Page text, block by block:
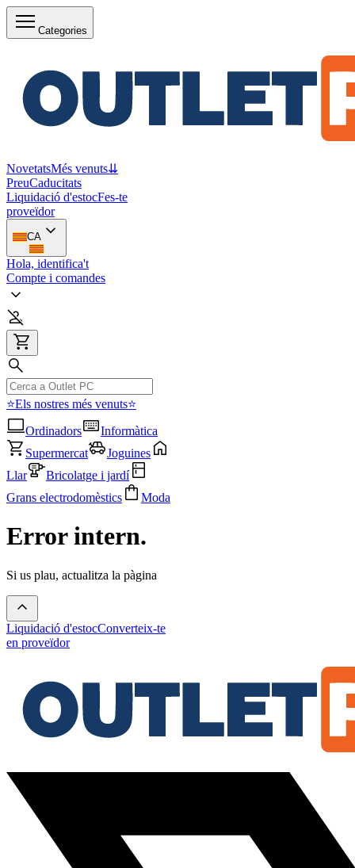
Categories
NovetatsMés venuts⇊
PreuCaducitats
Liquidació d'estocFes-te
proveïdor
CA
Hola, identifica't
Compte i comandes
⭐Els nostres més venuts⭐
Ordinadors
Informàtica
Supermercat
Joguines
Llar
Bricolatge i jardí
Grans electrodomèstics
Moda
Error intern.
Si us plau, actualitza la pàgina
Liquidació d'estocConverteix-te
en proveïdor